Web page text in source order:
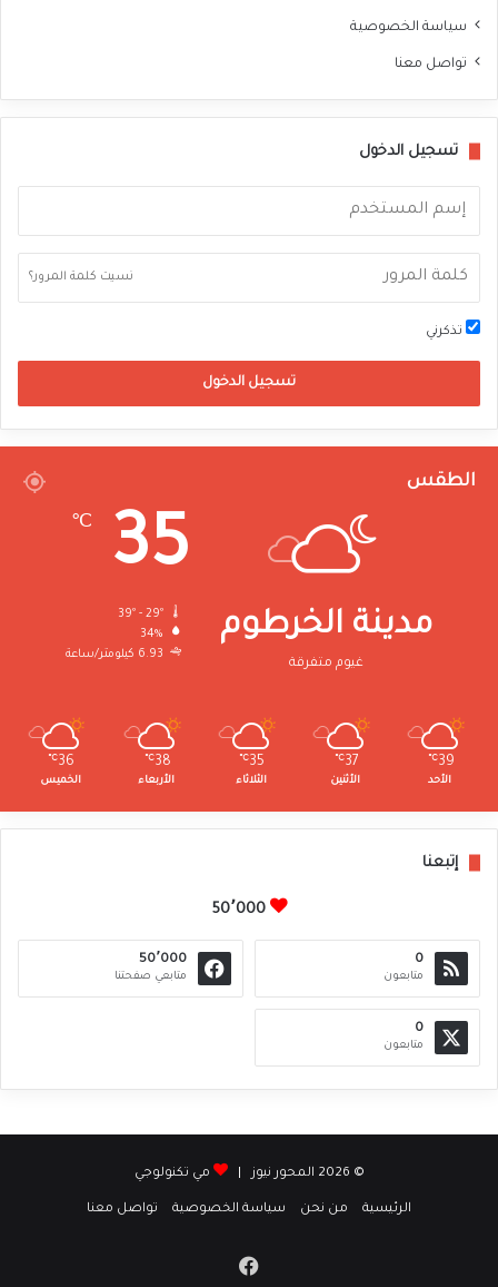
سياسة الخصوصية
تواصل معنا
تسجيل الدخول
نسيت كلمة المرور؟
تذكرني
تسجيل الدخول
الطقس
مدينة الخرطوم
غيوم متفرقة
35
℃
34%
6.93 كيلومتر/ساعة
39
℃
الأحد
37
℃
الأثنين
35
℃
الثلاثاء
38
℃
الأربعاء
36
℃
الخميس
إتبعنا
50٬000
0
متابعون
50٬000
متابعي صفحتنا
0
متابعون
© 2026 المحور نيوز | مي تكنولوجي
الرئيسية من نحن سياسة الخصوصية تواصل معنا